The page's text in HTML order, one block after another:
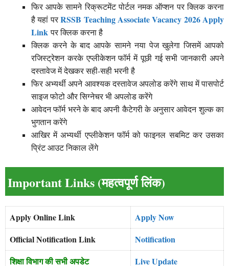
फिर आपके सामने रिक्रूटमेंट पोर्टल नमक ऑप्शन पर क्लिक करना
है यहां परRSSB Teaching Associate Vacancy 2026 Apply
Linkपर क्लिक करना है
क्लिक करने के बाद आपके सामने नया पेज खुलेगा जिसमें आपको
रजिस्ट्रेशन करके एप्लीकेशन फॉर्म में पूछी गई सभी जानकारी अपने
दस्तावेज में देखकर सही-सही भरनी है
फिर अभ्यर्थी अपने आवश्यक दस्तावेज अपलोड करेंगे साथ में पासपोर्ट
साइज फोटो और सिग्नेचर भी अपलोड करेंगे
आवेदन फॉर्म भरने के बाद अपनी कैटेगरी के अनुसार आवेदन शुल्क का
भुगतान करेंगे
आखिर में अभ्यर्थी एप्लीकेशन फॉर्म को फाइनल सबमिट कर उसका
प्रिंट आउट निकाल लेंगे
Important Links (महत्वपूर्ण लिंक)
Apply Online Link
Apply Now
Official Notification Link
Notification
शिक्षा विभाग की सभी अपडेट
Live Update